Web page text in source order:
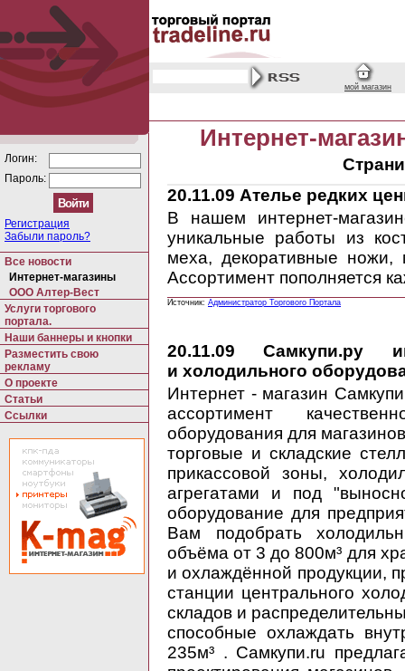
мой магазин
Логин:
Пароль:
Регистрация
Забыли пароль?
Все новости
Интернет-магазины
ООО Алтер-Вест
Услуги торгового
портала.
Наши баннеры и кнопки
Разместить свою
рекламу
О проекте
Статьи
Ссылки
Интернет-
20.11.09 Ателье редких
В нашем интернет-
уникальные работы из
меха, декоративные
Ассортимент пополняется
Источник: Администратор Торгового Портала
20.11.09 Самкупи.ру
и холодильного
Интернет - магазин
ассортимент
оборудования для
торговые и складские
прикассовой зоны,
агрегатами и под
оборудование для
Вам подобрать
объёма от 3 до 800м³ для
и охлаждённой продукции,
станции центрального
складов и
способные охлаждать
235м³ . Самкупи.ru